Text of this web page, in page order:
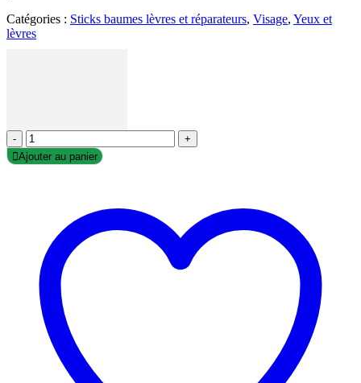
Catégories : Sticks baumes lèvres et réparateurs, Visage, Yeux et
lèvres
-
+
Ajouter au panier